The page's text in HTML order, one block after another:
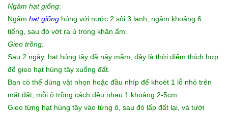
Ngâm hạt giống:
Ngâm hạt giống húng với nước 2 sôi 3 lạnh, ngâm khoảng 6
tiếng, sau đó vớt ra ủ trong khăn ẩm.
Gieo trồng:
Sau 2 ngày, hạt húng tây đã nảy mầm, đây là thời điểm thích hợp
để gieo hạt húng tây xuống đất.
Bạn có thể dùng vật nhọn hoặc đầu nhíp để khoét 1 lỗ nhỏ trên
mặt đất, mỗi ô trồng cách đều nhau 1 khoảng 2-5cm.
Gieo từng hạt húng tây vào từng ô, sau đó lấp đất lại, và tưới